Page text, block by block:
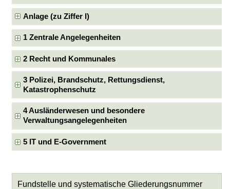
Anlage (zu Ziffer I)
1 Zentrale Angelegenheiten
2 Recht und Kommunales
3 Polizei, Brandschutz, Rettungsdienst,
Katastrophenschutz
4 Ausländerwesen und besondere
Verwaltungsangelegenheiten
5 IT und E-Government
Fundstelle und systematische Gliederungsnummer